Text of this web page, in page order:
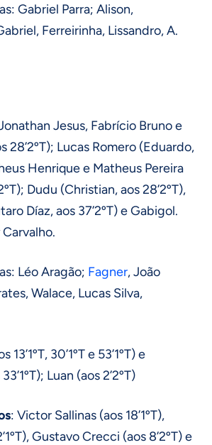
Gabriel Parra; Alison,
Ferreirinha, Lissandro, A.
Jesus, Fabrício Bruno e
28’2ºT); Lucas Romero (Eduardo,
Henrique e Matheus Pereira
Dudu (Christian, aos 28’2ºT),
Díaz, aos 37’2ºT) e Gabigol.
Léo Aragão; Fagner, João
Walace, Lucas Silva,
13’1ºT, 30’1ºT e 53’1ºT) e
Luan (aos 2’2ºT)
: Victor Sallinas (aos 18’1ºT),
Gustavo Crecci (aos 8’2ºT) e